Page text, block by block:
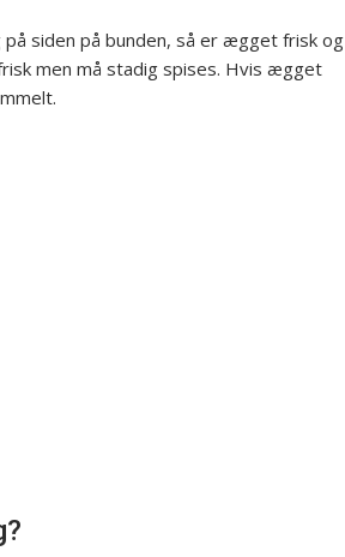
siden på bunden, så er ægget frisk og
men må stadig spises. Hvis ægget